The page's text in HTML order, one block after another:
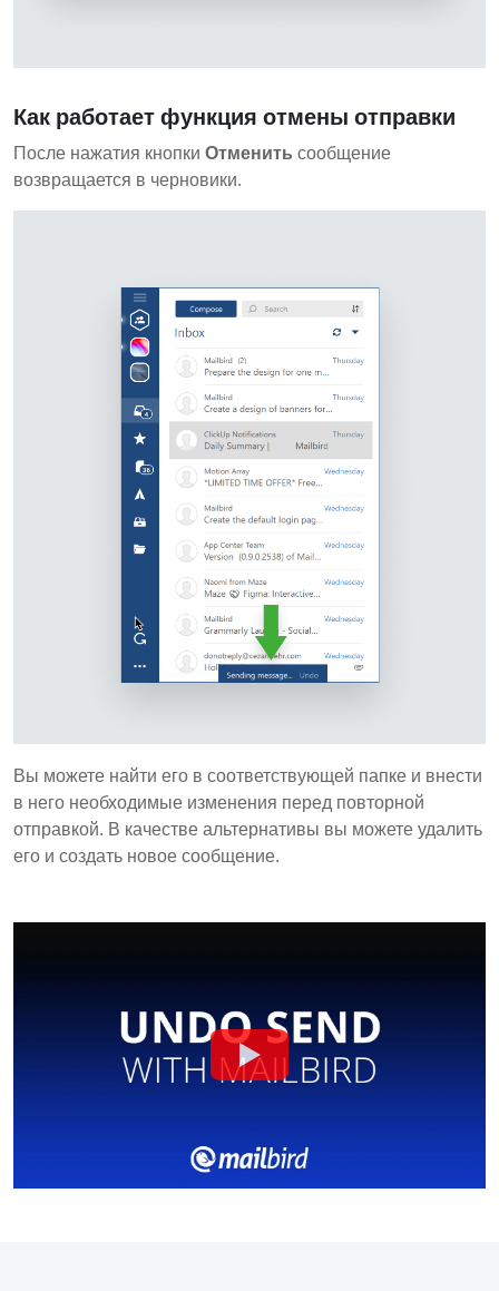
Как работает функция отмены отправки
После нажатия кнопки Отменить сообщение
возвращается в черновики.
Вы можете найти его в соответствующей папке и внести
в него необходимые изменения перед повторной
отправкой. В качестве альтернативы вы можете удалить
его и создать новое сообщение.